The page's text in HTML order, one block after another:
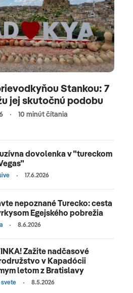
Stankou: 7
jej skutočnú podobu
10 minút čítania
dovolenka v "tureckom
17.6.2026
nepoznané Turecko: cesta
Egejského pobrežia
8.6.2026
Zažite nadčasové
v Kapadócii
letom z Bratislavy
svete 8.5.2026